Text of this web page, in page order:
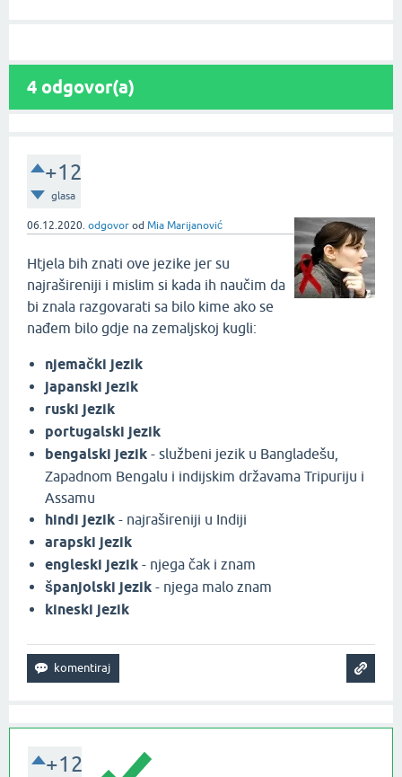
4 odgovor(a)
+12
glasa
06.12.2020. odgovor od Mia Marijanović
Htjela bih znati ove jezike jer su
najrašireniji i mislim si kada ih naučim da
bi znala razgovarati sa bilo kime ako se
nađem bilo gdje na zemaljskoj kugli:
njemački jezik
japanski jezik
ruski jezik
portugalski jezik
bengalski jezik - službeni jezik u Bangladešu,
Zapadnom Bengalu i indijskim državama Tripuriju i
Assamu
hindi jezik - najrašireniji u Indiji
arapski jezik
engleski jezik - njega čak i znam
španjolski jezik - njega malo znam
kineski jezik
+12